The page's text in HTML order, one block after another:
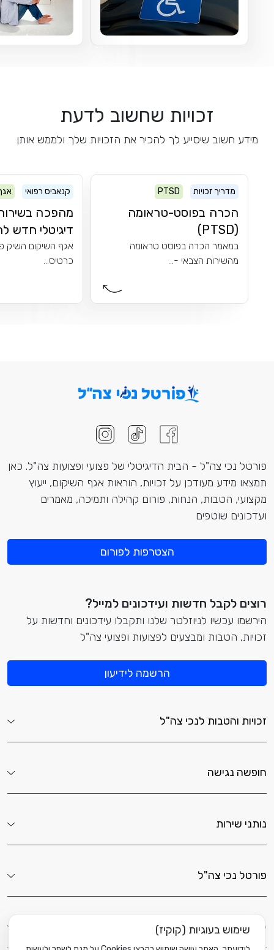
שימוש בעוגיות (קוקיז)
זכויות שחשוב לדעת
מידע חשוב שיסייע לך להכיר את הזכויות שלך ולממש אותן
מדריך זכויות PTSD
הכרה בפוסט-טראומה
(PTSD)
במאמר הכרה בפוסט טראומה
מהשירות הצבאי -...
קנאביס רפואי
מהפכה
דיגיטלי חדש
אגף השיקום השיק
כרטיס...
פורטל נכי צה"ל - הבית הדיגיטלי של פצועי ופצועות צה"ל. כאן
תמצאו מידע מעודכן על זכויות, הוראות אגף השיקום, ייעוץ
מקצועי, הטבות, הנחות, פורום קהילה ותמיכה, מאמרים
ועדכונים שוטפים
הצטרפות לפורום
רוצים לקבל חדשות ועידכונים למייל?
הירשמו עכשיו לניוזלטר שלנו ותקבלו עידכונים וחדשות על
זכויות, הטבות ומבצעים לפצועות ופצועי צה"ל
הרשמה לידיעון
זכויות והטבות לנכי צה"ל
חופשה נגישה
נותני שירות
פורטל נכי צה"ל
לשירותך כאן